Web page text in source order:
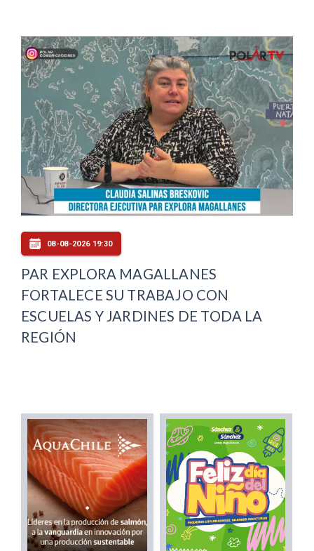
08-08-2026 19:30
PAR EXPLORA MAGALLANES
FORTALECE SU TRABAJO CON
ESCUELAS Y JARDINES DE TODA LA
REGIÓN